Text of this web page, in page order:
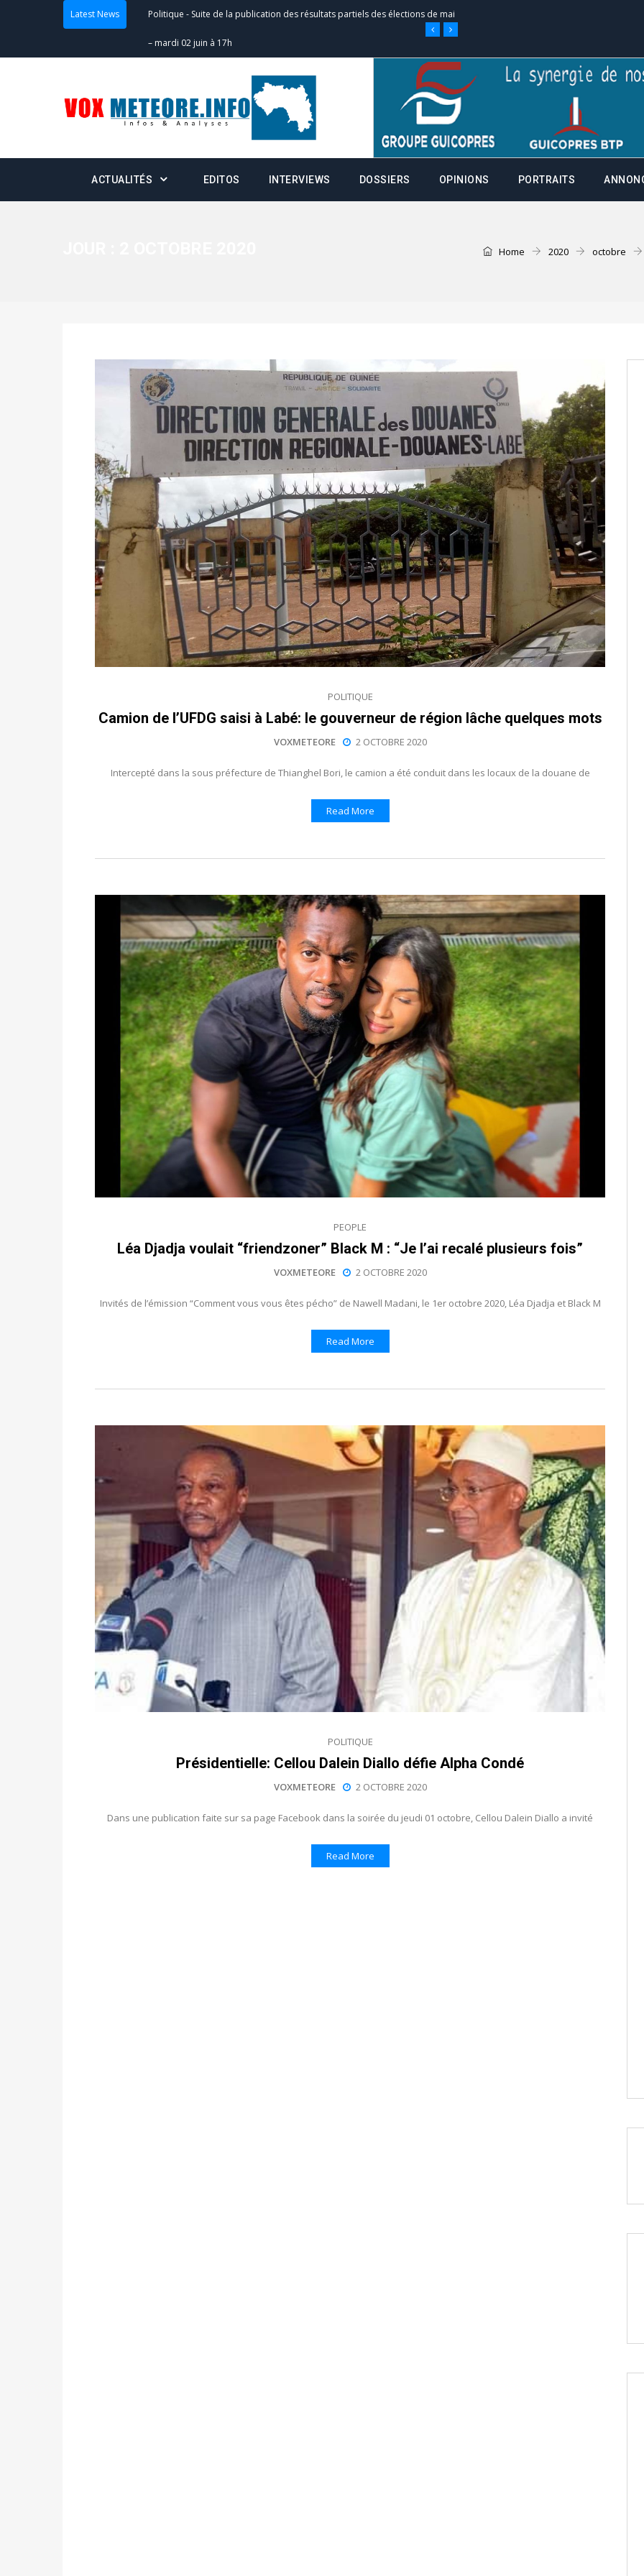
Latest News Politique - Suite de la publication des résultats partiels des élections de mai
– mardi 02 juin à 17h
Scrutins : la DGE active un centre d’appel, joignable au 105, ouvert
24h/24 et 7j/7
Actualités - Double scrutin du 31 mai : fin des campagnes ce jeudi 28 mai à
minuit
Actualités Communiqué relatif à la délivrance de la fiche de procuration
Politique Double scrutin du 31 mai : retrait des cartes d’électeurs possible
du 16 au 31 mai 2026
Politique- Délégués de bureaux de vote : vos informations à transmettre
avant le 16 mai 2026 à 16h
Politique-Proclamation des résultats globaux provisoires et des
statistiques des législatives et communales : ce 4 juin à 18h
Politique-Suite de la publication des résultats partiels des élections de mai
ce 03 juin à 14h
ACTUALITÉS EDITOS INTERVIEWS DOSSIERS OPINIONS PORTRAITS
Home 2020 octobre
POLITIQUE
Camion de l’UFDG saisi à Labé: le gouverneur de région lâche quelques mots
VOXMETEORE 2 OCTOBRE 2020
Intercepté dans la sous préfecture de Thianghel Bori, le camion a été conduit dans les locaux de la douane de
Read More
PEOPLE
Léa Djadja voulait “friendzoner” Black M : “Je l’ai recalé plusieurs fois”
VOXMETEORE 2 OCTOBRE 2020
Invités de l’émission “Comment vous vous êtes pécho” de Nawell Madani, le 1er octobre 2020, Léa Djadja et Black M
Read More
POLITIQUE
Présidentielle: Cellou Dalein Diallo défie Alpha Condé
VOXMETEORE 2 OCTOBRE 2020
Dans une publication faite sur sa page Facebook dans la soirée du jeudi 01 octobre, Cellou Dalein Diallo a invité
Read More